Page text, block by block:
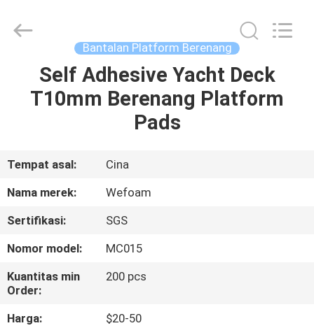
RUMAH
VIDEO
KAMI
TUR
PABRIK
Rights
Bantalan Platform Berenang
Self Adhesive Yacht Deck
T10mm Berenang Platform
Pads
Tempat asal:
Cina
Nama merek:
Wefoam
Sertifikasi:
SGS
Nomor model:
MC015
Kuantitas min
Order:
200 pcs
Harga:
$20-50